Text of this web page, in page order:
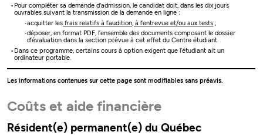
Pour compléter sa demande d'admission, le candidat doit, dans les dix jours
ouvrables suivant la transmission de la demande en ligne :
acquitter les frais relatifs à l’audition, à l’entrevue et/ou aux tests ;
déposer, en format PDF, l’ensemble des documents composant le dossier
d’évaluation dans la section prévue à cet effet du Centre étudiant.
Dans ce programme, certains cours à option exigent que l’étudiant ait un
ordinateur portable.
Les informations contenues sur cette page sont modifiables sans préavis.
Coûts et aide financière
Résident(e) permanent(e) du Québec